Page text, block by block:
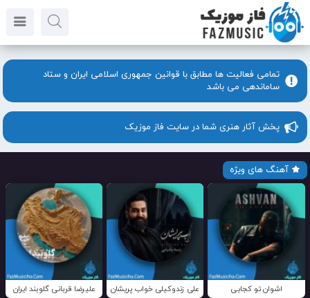
تمامی فعالیت ها مطابق با قوانین جمهوری اسلامی ایران و ستاد
ساماندهی می باشد
پخش آثار هنری شما در سایت فاز موزیک
آهنگ های ویژه
اشوان تو کجایی علی زندوکیلی خواب پریشان علیرضا قربانی گلوبند ایران